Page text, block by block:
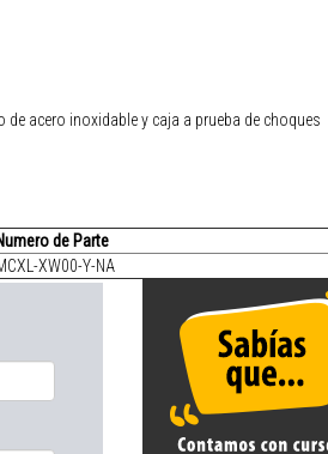
acero inoxidable y caja a prueba de choques
de Parte
XW00-Y-NA